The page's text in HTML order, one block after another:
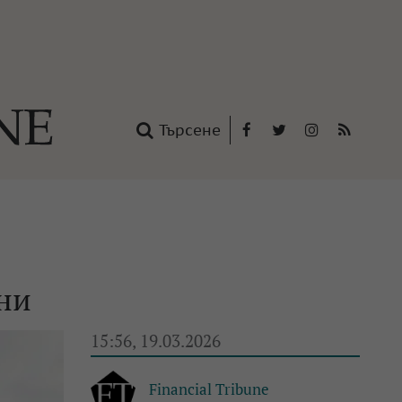
Търсене
15:56, 19.03.2026
Financial Tribune